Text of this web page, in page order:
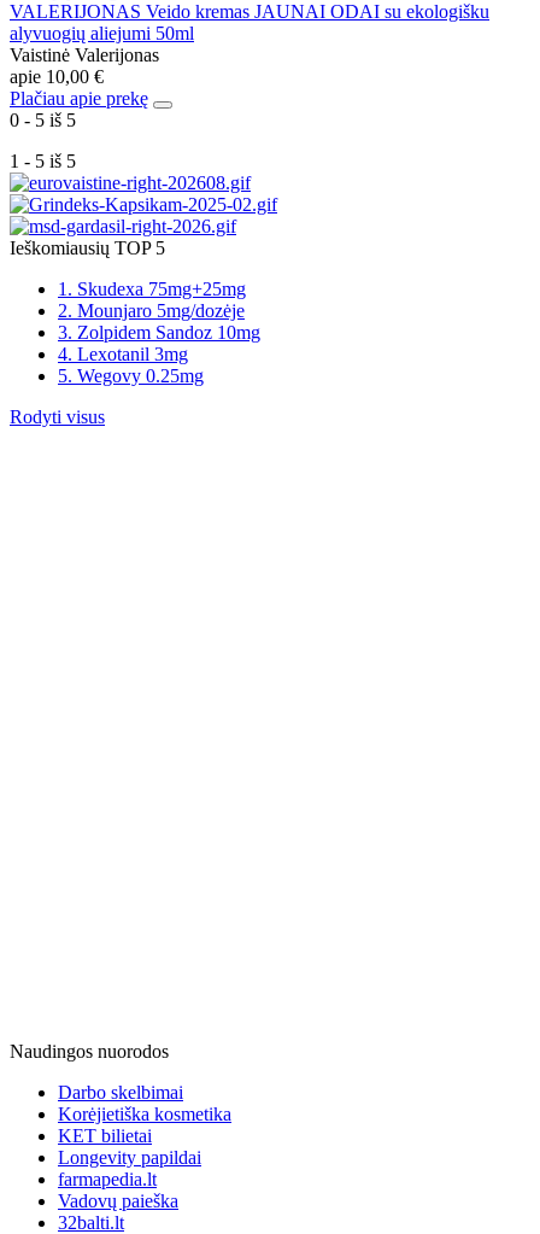
VALERIJONAS Veido kremas JAUNAI ODAI su ekologišku
alyvuogių aliejumi 50ml
Vaistinė Valerijonas
apie 10,00 €
Plačiau apie prekę
0 - 5 iš 5
1 - 5 iš 5
Ieškomiausių TOP 5
1. Skudexa 75mg+25mg
2. Mounjaro 5mg/dozėje
3. Zolpidem Sandoz 10mg
4. Lexotanil 3mg
5. Wegovy 0.25mg
Rodyti visus
Naudingos nuorodos
Darbo skelbimai
Korėjietiška kosmetika
KET bilietai
Longevity papildai
farmapedia.lt
Vadovų paieška
32balti.lt